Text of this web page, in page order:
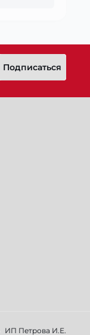
Подписаться
ИП Петрова И.Е.